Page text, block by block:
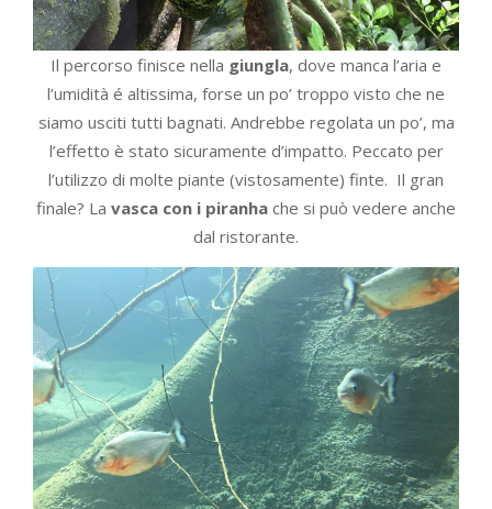
Il percorso finisce nella giungla, dove manca l’aria e
l’umidità é altissima, forse un po’ troppo visto che ne
siamo usciti tutti bagnati. Andrebbe regolata un po’, ma
l’effetto è stato sicuramente d’impatto. Peccato per
l’utilizzo di molte piante (vistosamente) finte. Il gran
finale? La vasca con i piranha che si può vedere anche
dal ristorante.